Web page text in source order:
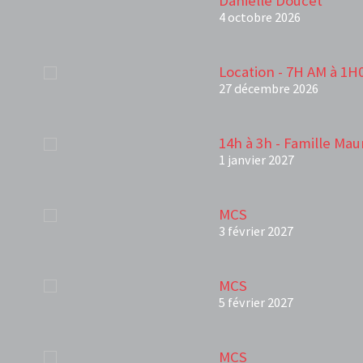
4 octobre 2026
Location - 7H AM à
27 décembre 2026
14h à 3h - Famille
1 janvier 2027
MCS
3 février 2027
MCS
5 février 2027
MCS